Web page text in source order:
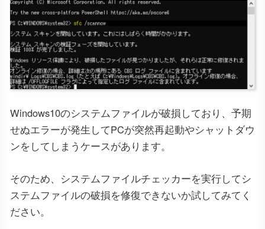
Windows10のシステムファイルが破損しており、予期
せぬエラーが発生してPCが突然再起動やシャットダウ
ンをしてしまうケースがあります。
そのため、システムファイルチェッカーを実行してシ
ステムファイルの破損を修復できないか試してみてく
ださい。